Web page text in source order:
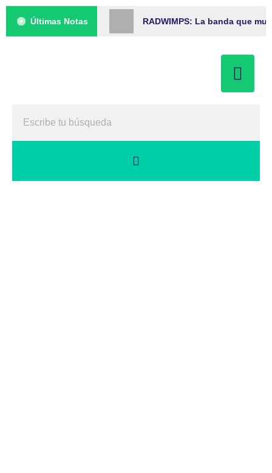
Últimas Notas RADWIMPS: La banda que